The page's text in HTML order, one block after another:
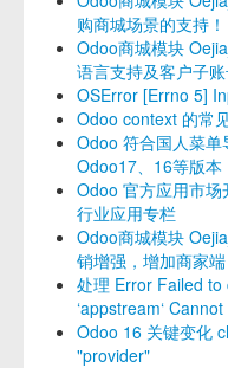
购商城场景的支持！
Odoo商城模块
语言支持及客户子账
OSError [Errno 5]
Odoo context 的常
Odoo 符合国人菜
Odoo17、16等版本
Odoo 官方应用市
行业应用专栏
Odoo商城模块
销增强，增加商家端
处理 Error Failed
‘appstream‘
Odoo 16 关键变化
"provider"